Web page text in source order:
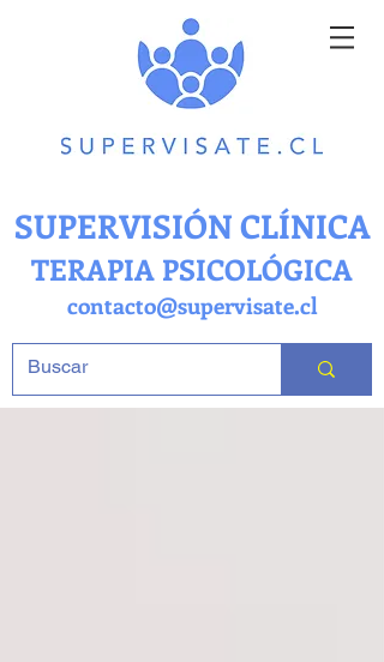
SUPERVISIÓN CLÍNICA
TERAPIA PSICOLÓGICA
contacto@supervisate.cl